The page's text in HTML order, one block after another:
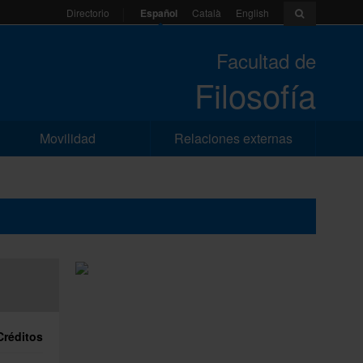
Directorio Español Català English
Facultad de
Filosofía
Movilidad Relaciones externas